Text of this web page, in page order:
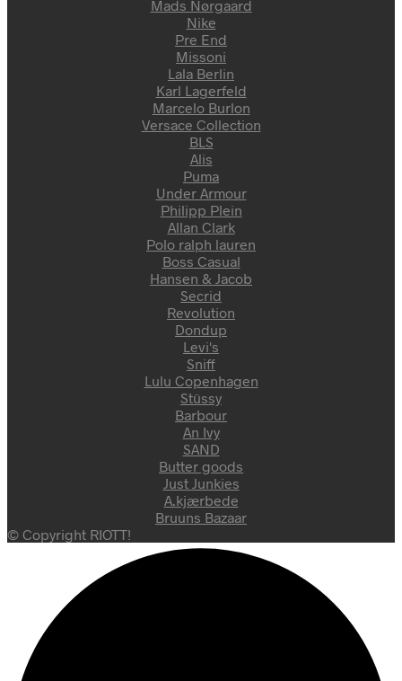
Mads Nørgaard
Nike
Pre End
Missoni
Lala Berlin
Karl Lagerfeld
Marcelo Burlon
Versace Collection
BLS
Alis
Puma
Under Armour
Philipp Plein
Allan Clark
Polo ralph lauren
Boss Casual
Hansen & Jacob
Secrid
Revolution
Dondup
Levi's
Sniff
Lulu Copenhagen
Stüssy
Barbour
An Ivy
SAND
Butter goods
Just Junkies
A.kjærbede
Bruuns Bazaar
© Copyright RIOTT!